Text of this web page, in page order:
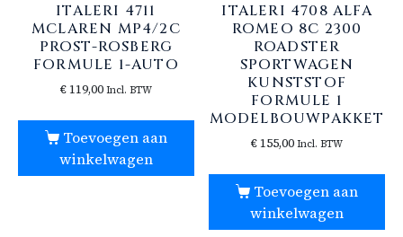
ITALERI 4711
MCLAREN MP4/2C
PROST-ROSBERG
FORMULE 1-AUTO
€119,00 Incl. BTW
Toevoegen aan
winkelwagen
ITALERI 4708 ALFA
ROMEO 8C 2300
ROADSTER
SPORTWAGEN
KUNSTSTOF
FORMULE 1
MODELBOUWPAKKET
€ 155,00 Incl. BTW
Toevoegen aan
winkelwagen